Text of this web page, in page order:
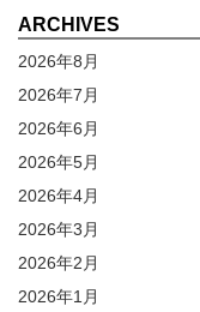
ARCHIVES
2026年8月
2026年7月
2026年6月
2026年5月
2026年4月
2026年3月
2026年2月
2026年1月